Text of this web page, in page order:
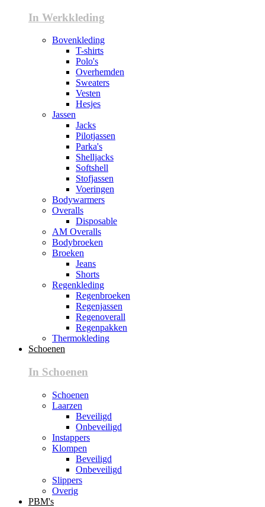
In Werkkleding
Bovenkleding
T-shirts
Polo's
Overhemden
Sweaters
Vesten
Hesjes
Jassen
Jacks
Pilotjassen
Parka's
Shelljacks
Softshell
Stofjassen
Voeringen
Bodywarmers
Overalls
Disposable
AM Overalls
Bodybroeken
Broeken
Jeans
Shorts
Regenkleding
Regenbroeken
Regenjassen
Regenoverall
Regenpakken
Thermokleding
Schoenen
In Schoenen
Schoenen
Laarzen
Beveiligd
Onbeveiligd
Instappers
Klompen
Beveiligd
Onbeveiligd
Slippers
Overig
PBM's